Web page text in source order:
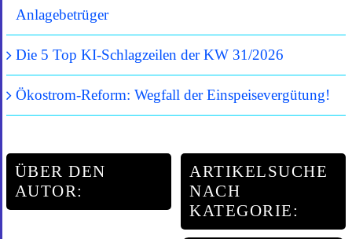
Anlagebetrüger
Die 5 Top KI-Schlagzeilen der KW 31/2026
Ökostrom-Reform: Wegfall der Einspeisevergütung!
ÜBER DEN
AUTOR:
ARTIKELSUCHE
NACH
KATEGORIE: